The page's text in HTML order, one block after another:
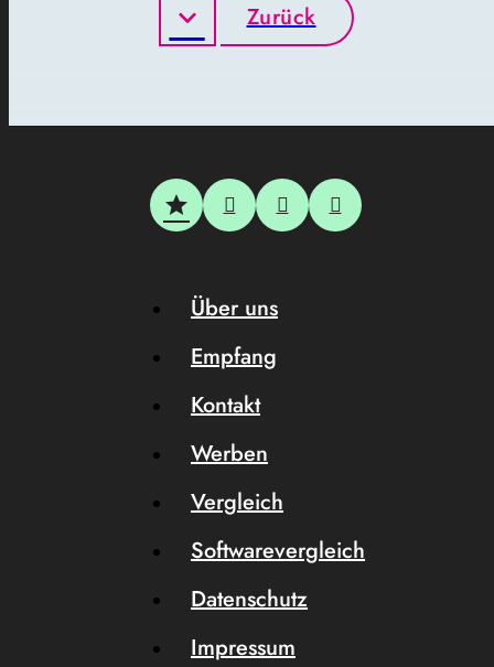
Zurück
Über uns
Empfang
Kontakt
Werben
Vergleich
Softwarevergleich
Datenschutz
Impressum